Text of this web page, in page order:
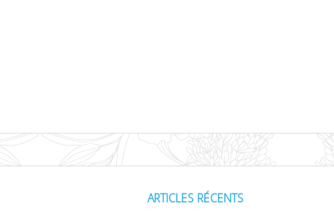
ARTICLES RÉCENTS